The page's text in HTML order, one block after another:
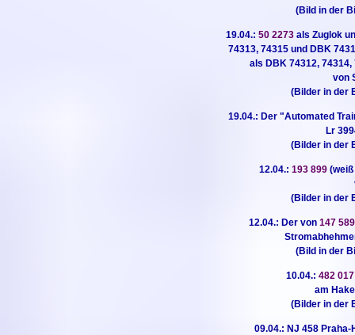
(Bild in der
19.04.: 50 2273als Zuglok
74313, 74315 und DBK
als DBK 74312,
von
(Bilder in der
19.04.: Der "Automated
Lr
(Bilder in der
12.04.:193 899
(Bilder in der
12.04.: Der von147 589
(Bild in der
10.04.: 482
am
(Bilder in der
09.04.: NJ 458